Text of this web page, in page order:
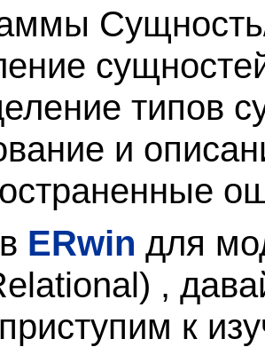
типов
и
ERwin для
,
к